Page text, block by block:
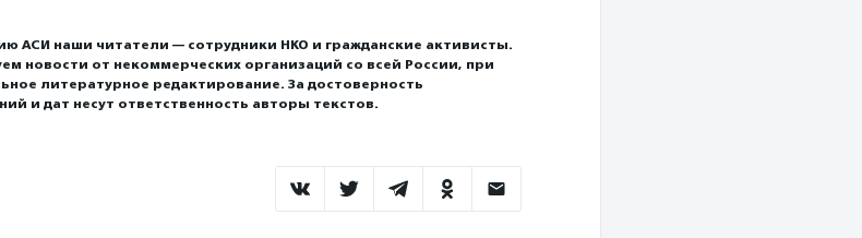
АСИ наши читатели — сотрудники НКО и гражданские активисты.
новости от некоммерческих организаций со всей России, при
литературное редактирование. За достоверность
и дат несут ответственность авторы текстов.